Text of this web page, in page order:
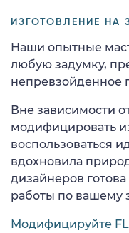
ИЗГОТОВЛЕНИЕ НА
Наши опытные
любую задумку,
непревзойденное
Вне зависимости
модифицировать
воспользоваться
вдохновила
дизайнеров
работы по вашему
Модифицируйте